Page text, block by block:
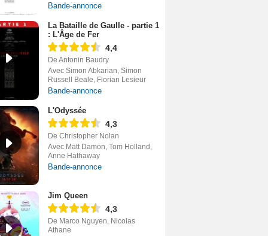
Bande-annonce
La Bataille de Gaulle - partie 1
: L'Âge de Fer
4,4
De Antonin Baudry
Avec Simon Abkarian, Simon
Russell Beale, Florian Lesieur
Bande-annonce
L'Odyssée
4,3
De Christopher Nolan
Avec Matt Damon, Tom Holland,
Anne Hathaway
Bande-annonce
Jim Queen
4,3
De Marco Nguyen, Nicolas
Athane